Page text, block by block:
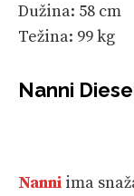
Dužina: 58 cm
Težina: 99 kg
Nanni
Nanni ima